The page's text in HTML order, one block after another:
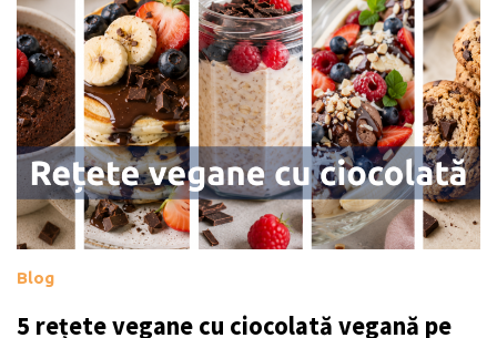
Blog
5 rețete vegane cu ciocolată vegană pe